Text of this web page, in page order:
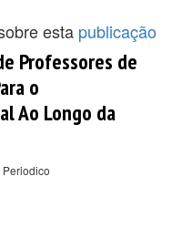
esta publicação
Professores de
o
Ao Longo da